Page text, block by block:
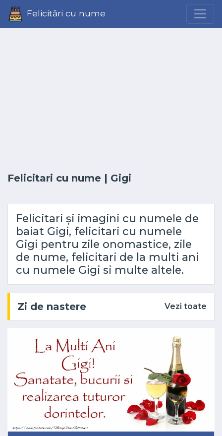
Felicitări cu nume
Felicitari cu nume | Gigi
Felicitari și imagini cu numele de
baiat Gigi, felicitari cu numele
Gigi pentru zile onomastice, zile
de nume, felicitari de la multi ani
cu numele Gigi si multe altele.
Zi de nastere Vezi toate